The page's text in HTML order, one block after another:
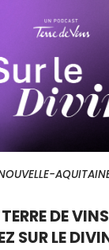
DE
SUR LE